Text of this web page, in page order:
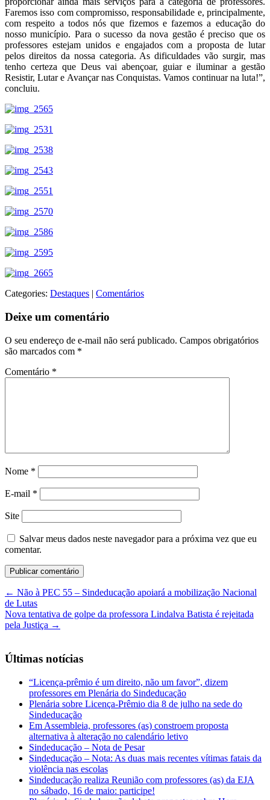
Faremos isso com compromisso, responsabilidade e, principalmente,
com respeito a todos nós que fizemos e fazemos a educação do
nosso município. Para o sucesso da nova gestão é preciso que os
professores estejam unidos e engajados com a proposta de lutar
pelos direitos da nossa categoria. As dificuldades vão surgir, mas
tenho certeza que Deus vai abençoar, guiar e iluminar a gestão
Resistir, Lutar e Avançar nas Conquistas. Vamos continuar na luta!”,
concluiu.
Categories: Destaques | Comentários
Deixe um comentário
O seu endereço de e-mail não será publicado. Campos obrigatórios
são marcados com *
Comentário *
Nome *
E-mail *
Site
Salvar meus dados neste navegador para a próxima vez que eu
comentar.
← Não à PEC 55 – Sindeducação apoiará a mobilização Nacional
de Lutas
Nova tentativa de golpe da professora Lindalva Batista é rejeitada
pela Justiça →
Últimas notícias
“Licença-prêmio é um direito, não um favor”, dizem
professores em Plenária do Sindeducação
Plenária sobre Licença-Prêmio dia 8 de julho na sede do
Sindeducação
Em Assembleia, professores (as) constroem proposta
alternativa à alteração no calendário letivo
Sindeducação – Nota de Pesar
Sindeducação – Nota: As duas mais recentes vítimas fatais da
violência nas escolas
Sindeducação realiza Reunião com professores (as) da EJA
no sábado, 16 de maio: participe!